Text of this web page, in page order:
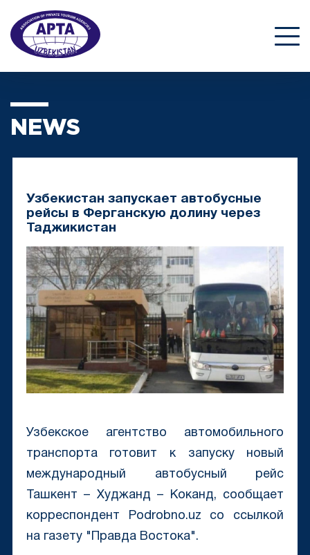
NEWS
Узбекистан запускает автобусные
рейсы в Ферганскую долину через
Таджикистан
Узбекское агентство автомобильного
транспорта готовит к запуску новый
международный автобусный рейс
Ташкент – Худжанд – Коканд, сообщает
корреспондент Podrobno.uz со ссылкой
на газету "Правда Востока".